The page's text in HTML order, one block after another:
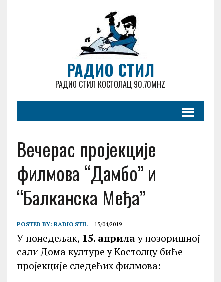
РАДИО СТИЛ
РАДИО СТИЛ КОСТОЛАЦ 90.70MHZ
Вечерас пројекције
филмова “Дамбо” и
“Балканска Међа”
POSTED BY: RADIO STIL 15/04/2019
У понедељак, 15. априлау позоришној
сали Дома културе у Костолцу биће
пројекције следећих филмова: